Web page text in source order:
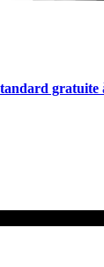
gratuite